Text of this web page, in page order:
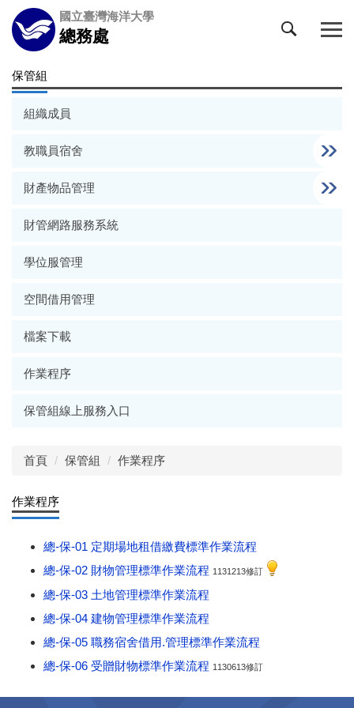
跳
到
主
內
國立臺灣海洋大學
總務處
保管組
組織成員
教職員宿舍
財產物品管理
財管網路服務系統
學位服管理
空間借用管理
檔案下載
作業程序
保管組線上服務入口
首頁 保管組 作業程序
作業程序
總-保-01 定期場地租借繳費標準作業流程
總-保-02 財物管理標準作業流程 1131213修訂
總-保-03 土地管理標準作業流程
總-保-04 建物管理標準作業流程
總-保-05 職務宿舍借用.管理標準作業流程
總-保-06 受贈財物標準作業流程 1130613修訂